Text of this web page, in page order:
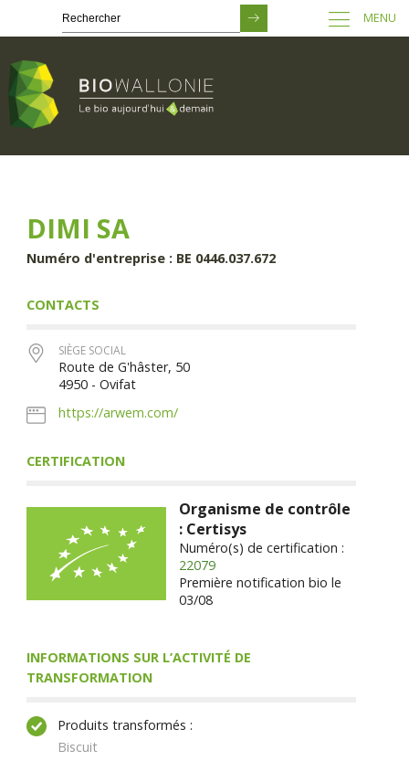
principal
MENU
DIMI SA
Numéro d'entreprise : BE 0446.037.672
CONTACTS
SIÈGE SOCIAL
Route de G'hâster, 50
4950 - Ovifat
https://arwem.com/
CERTIFICATION
Organisme de contrôle
: Certisys
Numéro(s) de certification :
22079
Première notification bio le
03/08
INFORMATIONS SUR L’ACTIVITÉ DE
TRANSFORMATION
Produits transformés :
Biscuit